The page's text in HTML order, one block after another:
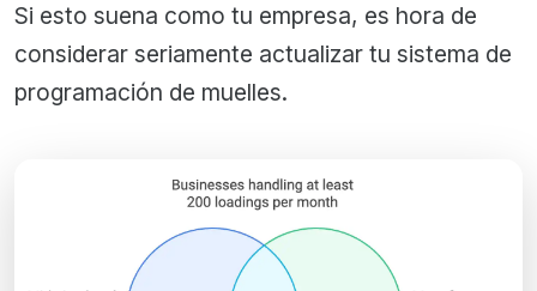
Si esto suena como tu empresa, es hora de
considerar seriamente actualizar tu sistema de
programación de muelles.